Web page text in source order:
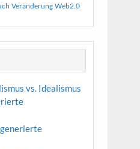
Veränderung Web2.0
vs. Idealismus
generierte